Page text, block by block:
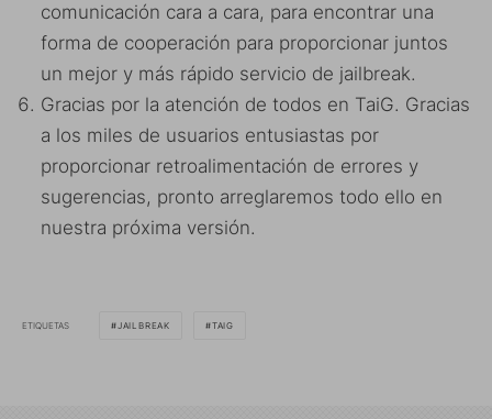
comunicación cara a cara, para encontrar una
forma de cooperación para proporcionar juntos
un mejor y más rápido servicio de jailbreak.
Gracias por la atención de todos en TaiG. Gracias
a los miles de usuarios entusiastas por
proporcionar retroalimentación de errores y
sugerencias, pronto arreglaremos todo ello en
nuestra próxima versión.
ETIQUETAS JAILBREAK TAIG